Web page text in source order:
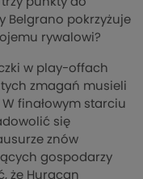
Belgrano pokrzyżuje
rywalowi?
w play-offach
zmagań musieli
finałowym starciu
się
znów
gospodarzy
że Huracan